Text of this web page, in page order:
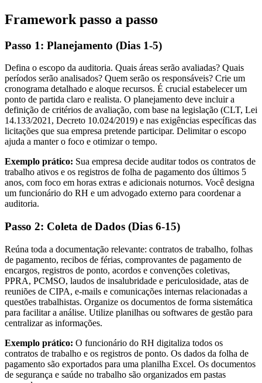
Framework passo a passo
Passo 1: Planejamento (Dias 1-5)
Defina o escopo da auditoria. Quais áreas serão avaliadas? Quais
períodos serão analisados? Quem serão os responsáveis? Crie um
cronograma detalhado e aloque recursos. É crucial estabelecer um
ponto de partida claro e realista. O planejamento deve incluir a
definição de critérios de avaliação, com base na legislação (CLT, Lei
14.133/2021, Decreto 10.024/2019) e nas exigências específicas das
licitações que sua empresa pretende participar. Delimitar o escopo
ajuda a manter o foco e otimizar o tempo.
Exemplo prático: Sua empresa decide auditar todos os contratos de
trabalho ativos e os registros de folha de pagamento dos últimos 5
anos, com foco em horas extras e adicionais noturnos. Você designa
um funcionário do RH e um advogado externo para coordenar a
auditoria.
Passo 2: Coleta de Dados (Dias 6-15)
Reúna toda a documentação relevante: contratos de trabalho, folhas
de pagamento, recibos de férias, comprovantes de pagamento de
encargos, registros de ponto, acordos e convenções coletivas,
PPRA, PCMSO, laudos de insalubridade e periculosidade, atas de
reuniões de CIPA, e-mails e comunicações internas relacionadas a
questões trabalhistas. Organize os documentos de forma sistemática
para facilitar a análise. Utilize planilhas ou softwares de gestão para
centralizar as informações.
Exemplo prático: O funcionário do RH digitaliza todos os
contratos de trabalho e os registros de ponto. Os dados da folha de
pagamento são exportados para uma planilha Excel. Os documentos
de segurança e saúde no trabalho são organizados em pastas